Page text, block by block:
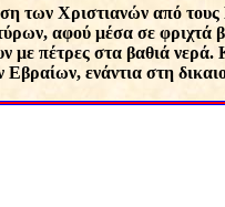
των Χριστιανών από
αφού μέσα σε
με πέτρες στα βαθιά
ενάντια στη